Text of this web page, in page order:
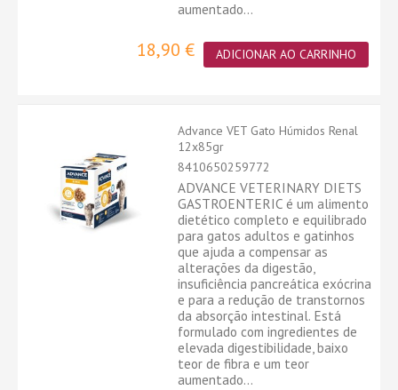
aumentado...
18,90 € ADICIONAR AO CARRINHO
Advance VET Gato Húmidos Renal
12x85gr
8410650259772
ADVANCE VETERINARY DIETS
GASTROENTERIC é um alimento
dietético completo e equilibrado
para gatos adultos e gatinhos
que ajuda a compensar as
alterações da digestão,
insuficiência pancreática exócrina
e para a redução de transtornos
da absorção intestinal. Está
formulado com ingredientes de
elevada digestibilidade, baixo
teor de fibra e um teor
aumentado...